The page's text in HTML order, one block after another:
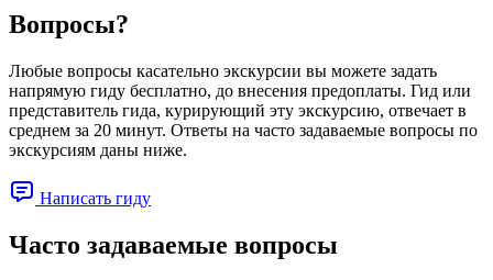
Вопросы?
Любые вопросы касательно экскурсии вы можете задать
напрямую гиду бесплатно, до внесения предоплаты. Гид или
представитель гида, курирующий эту экскурсию, отвечает в
среднем за 20 минут. Ответы на часто задаваемые вопросы по
экскурсиям даны ниже.
Написать гиду
Часто задаваемые вопросы